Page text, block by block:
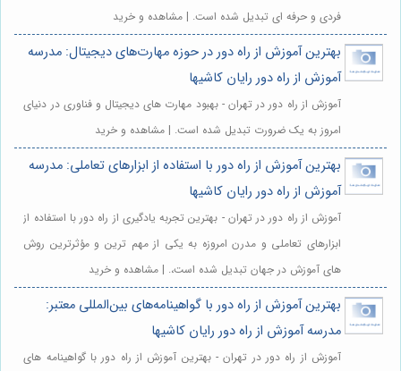
فردی و حرفه ای تبدیل شده است. | مشاهده و خرید
بهترین آموزش از راه دور در حوزه مهارت‌های دیجیتال: مدرسه
آموزش از راه دور رایان کاشیها
آموزش از راه دور در تهران - بهبود مهارت های دیجیتال و فناوری در دنیای
امروز به یک ضرورت تبدیل شده است. | مشاهده و خرید
بهترین آموزش از راه دور با استفاده از ابزارهای تعاملی: مدرسه
آموزش از راه دور رایان کاشیها
آموزش از راه دور در تهران - بهترین تجربه یادگیری از راه دور با استفاده از
ابزارهای تعاملی و مدرن امروزه به یکی از مهم ترین و مؤثرترین روش
های آموزش در جهان تبدیل شده است،. | مشاهده و خرید
بهترین آموزش از راه دور با گواهینامه‌های بین‌المللی معتبر:
مدرسه آموزش از راه دور رایان کاشیها
آموزش از راه دور در تهران - بهترین آموزش از راه دور با گواهینامه های